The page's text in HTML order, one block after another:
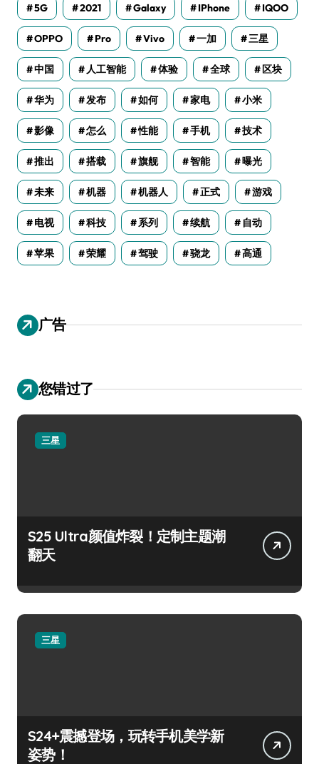
5G 2021 Galaxy IPhone IQOO
OPPO Pro Vivo 一加 三星
中国 人工智能 体验 全球 区块
华为 发布 如何 家电 小米
影像 怎么 性能 手机 技术
推出 搭载 旗舰 智能 曝光
未来 机器 机器人 正式 游戏
电视 科技 系列 续航 自动
苹果 荣耀 驾驶 骁龙 高通
广告
您错过了
三星
S25 Ultra颜值炸裂！定制主题潮
翻天
三星
S24+震撼登场，玩转手机美学新
姿势！